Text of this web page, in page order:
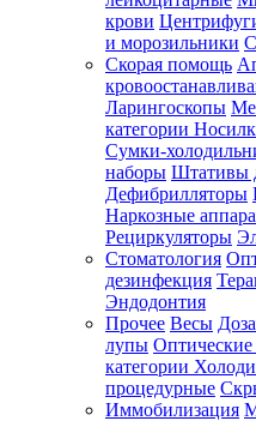
крови
и морозильники
Скорая помощь
Ларингоскопы
категории
Сумки-
наборы Штативы
Дефибрилляторы
Наркозные
Рециркуляторы
Стоматология
дезинфекция
Эндодонтия
Прочее Весы
лупы
категории
процедурные
Иммобилизация